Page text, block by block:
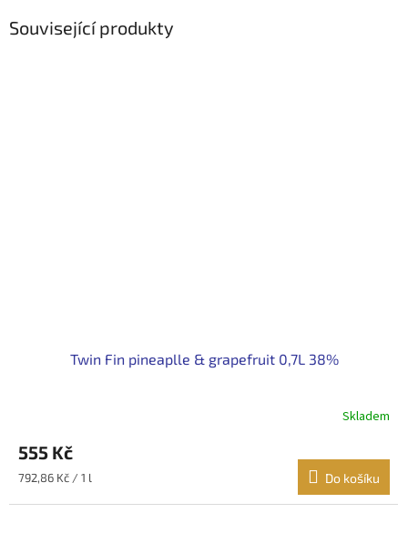
Související produkty
Twin Fin pineaplle & grapefruit 0,7L 38%
Skladem
555 Kč
Měrná
792,86 Kč / 1 l Do košíku